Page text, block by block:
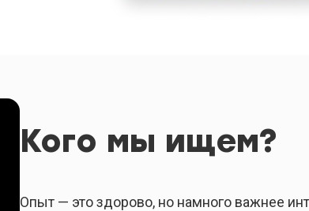
Кого мы ищем?
Опыт — это здорово, но намного важнее